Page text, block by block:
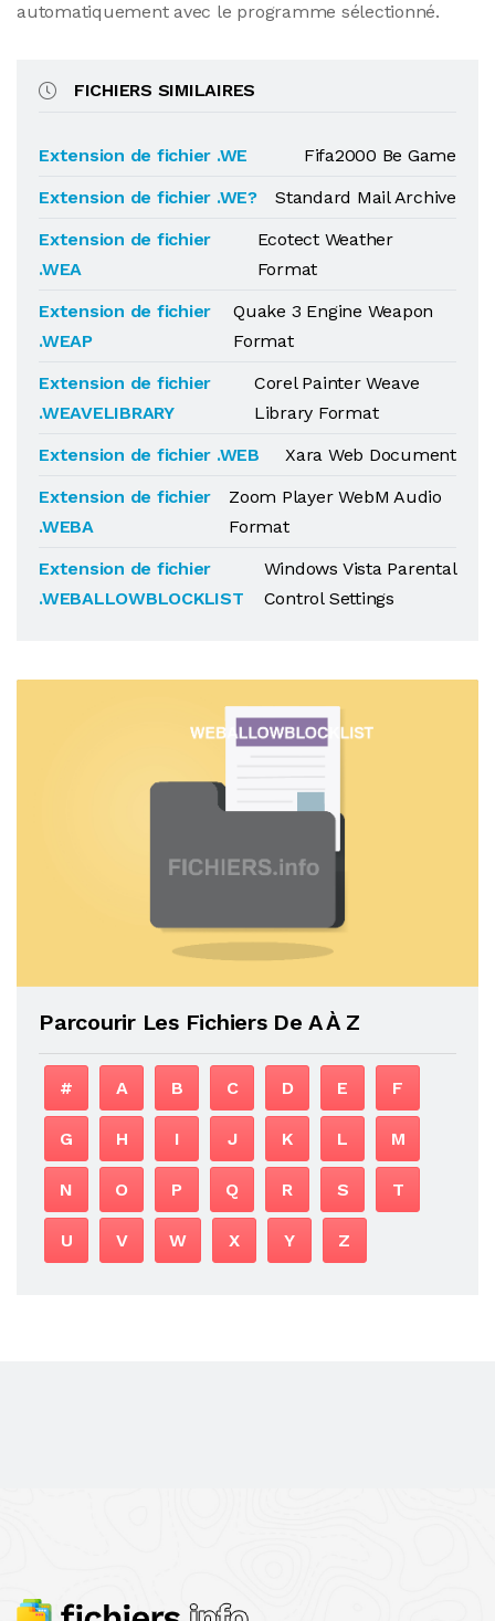
automatiquement avec le programme sélectionné.
FICHIERS SIMILAIRES
Extension de fichier .WE
Fifa2000 Be Game
Extension de fichier .WE?
Standard Mail Archive
Extension de fichier
.WEA
Ecotect Weather
Format
Extension de fichier
.WEAP
Quake 3 Engine Weapon
Format
Extension de fichier
.WEAVELIBRARY
Corel Painter Weave
Library Format
Extension de fichier .WEB
Xara Web Document
Extension de fichier
.WEBA
Zoom Player WebM Audio
Format
Extension de fichier
.WEBALLOWBLOCKLIST
Windows Vista Parental
Control Settings
Parcourir Les Fichiers De A À Z
# A B C D E F
G H I J K L M
N O P Q R S T
U V W X Y Z